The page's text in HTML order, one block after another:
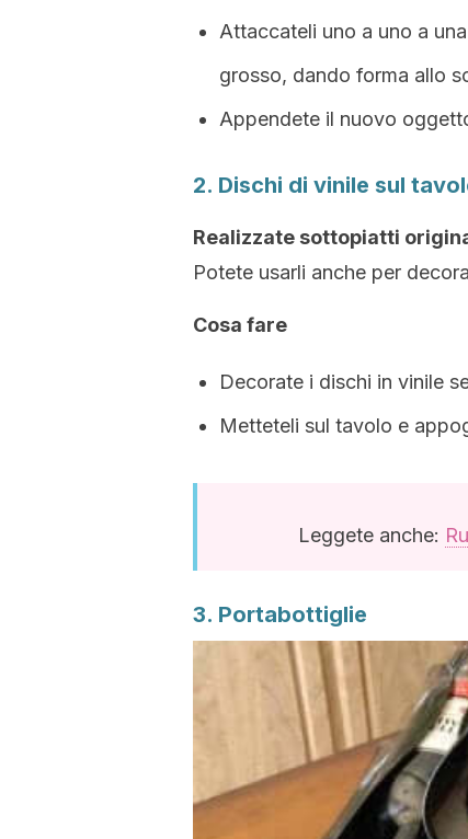
Attaccateli uno a uno a
grosso, dando forma allo
Appendete il nuovo
2. Dischi di vinile sul
Realizzate sottopiatti
Potete usarli anche per
Cosa fare
Decorate i dischi in vinile
Metteteli sul tavolo e
Leggete anche:
3. Portabottiglie